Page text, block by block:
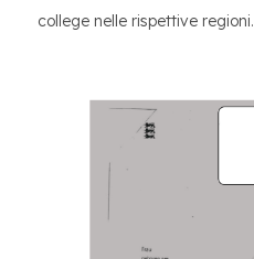
college nelle rispettive regioni.